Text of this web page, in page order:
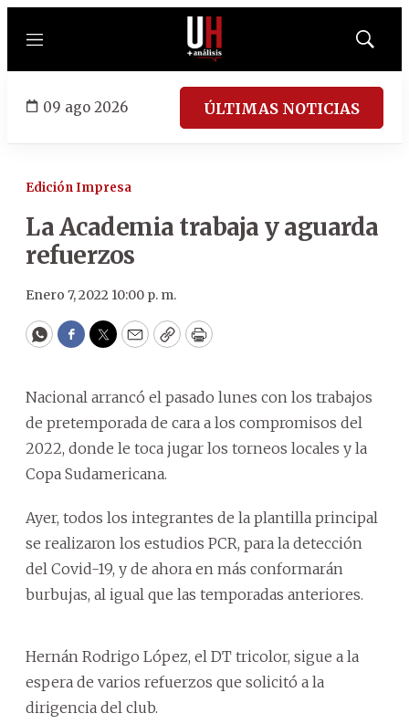
Menú
Mostrar
09 ago 2026 ÚLTIMAS NOTICIAS
Edición Impresa
La Academia trabaja y aguarda
refuerzos
Enero 7, 2022 10:00 p. m.
WhatsApp
Facebook
Twitter
EmailCopyPrint
Nacional arrancó el pasado lunes con los trabajos
de pretemporada de cara a los compromisos del
2022, donde le toca jugar los torneos locales y la
Copa Sudamericana.
Ayer, todos los integrantes de la plantilla principal
se realizaron los estudios PCR, para la detección
del Covid-19, y de ahora en más conformarán
burbujas, al igual que las temporadas anteriores.
Hernán Rodrigo López, el DT tricolor, sigue a la
espera de varios refuerzos que solicitó a la
dirigencia del club.